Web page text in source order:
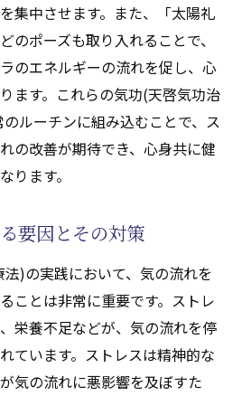
集中させます。また、「太陽礼
のポーズも取り入れることで、
のエネルギーの流れを促し、心
ます。これらの気功(天啓気功治
ルーチンに組み込むことで、ス
の改善が期待でき、心身共に健
ります。
要因とその対策
)の実践において、気の流れを
ことは非常に重要です。ストレ
栄養不足などが、気の流れを停
ています。ストレスは精神的な
気の流れに悪影響を及ぼすた